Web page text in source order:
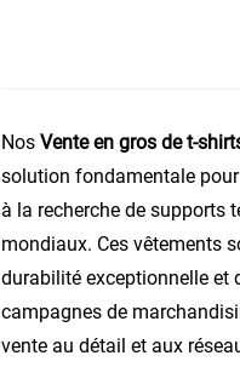
Nos Vente en gros de t-
solution fondamentale
à la recherche de supports
mondiaux. Ces vêtements
durabilité exceptionnelle et
campagnes de
vente au détail et aux